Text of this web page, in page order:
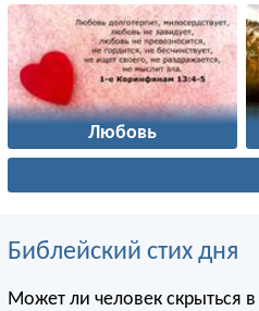
Любовь
Библейский стих дня
Может ли человек скрыться